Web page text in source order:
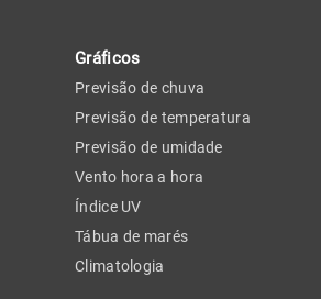
Gráficos
Previsão de chuva
Previsão de temperatura
Previsão de umidade
Vento hora a hora
Índice UV
Tábua de marés
Climatologia